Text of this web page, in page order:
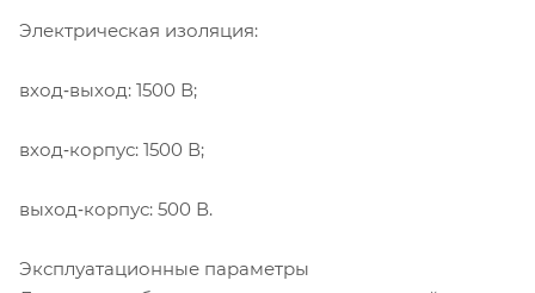
Электрическая изоляция:
вход‑выход: 1500 В;
вход‑корпус: 1500 В;
выход‑корпус: 500 В.
Эксплуатационные параметры